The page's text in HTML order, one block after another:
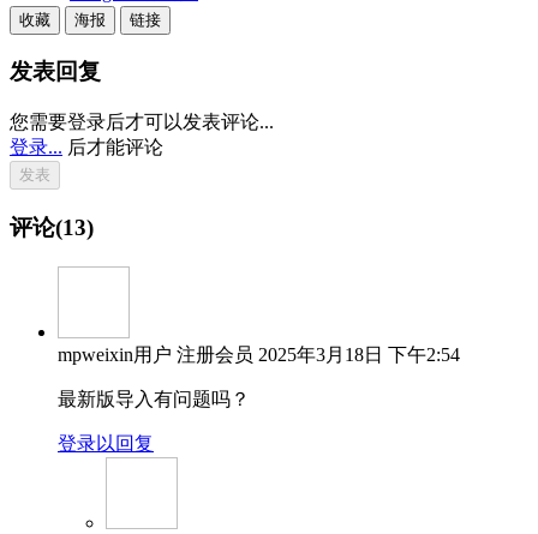
收藏 海报 链接
发表回复
您需要登录后才可以发表评论...
登录... 后才能评论
评论(13)
mpweixin用户 注册会员 2025年3月18日 下午2:54
最新版导入有问题吗？
登录以回复